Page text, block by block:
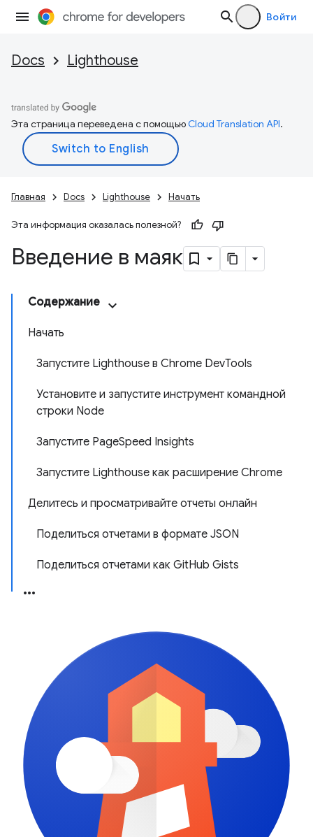
Войти
Docs Lighthouse
Эта страница переведена с помощьюCloud Translation API.
Главная Docs Lighthouse Начать
Эта информация оказалась полезной?
Введение в маяк
Содержание
Начать
Запустите Lighthouse в Chrome DevTools
Установите и запустите инструмент командной
строки Node
Запустите PageSpeed ​​Insights
Запустите Lighthouse как расширение Chrome
Делитесь и просматривайте отчеты онлайн
Поделиться отчетами в формате JSON
Поделиться отчетами как GitHub Gists